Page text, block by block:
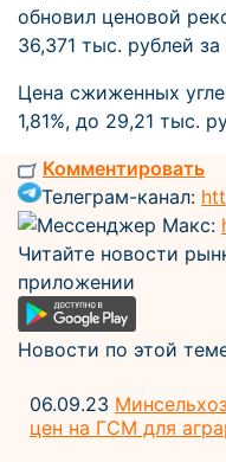
обновил ценовой
36,371 тыс. рублей за
Цена сжиженных
1,81%, до 29,21 тыс.
Комментировать
Телеграм-канал:
Мессенджер Макс:
Читайте новости
приложении
Новости по этой
06.09.23
цен на ГСМ для